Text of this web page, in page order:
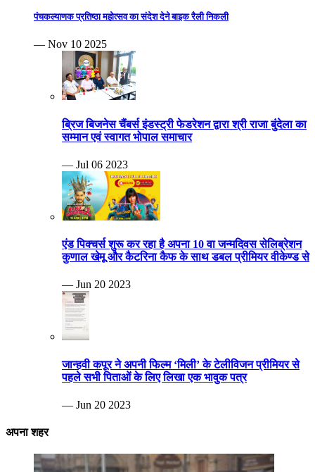
पंचकल्याणक प्रतिष्ठा महोत्सव का संदेश देने बाइक रैली निकली
— Nov 10 2025
ब्रिज बिजनेस चैंबर्स इंडस्ट्री फेडरेशन द्वारा श्री राजा बुंदेला का
सम्मान एवं स्वागत भोपाल समाचार
— Jul 06 2023
एंड पिक्चर्स शुरू कर रहा है अपना 10 वा जन्मदिवस सेलिब्रेशन
कुणाल खेमू और कैटरिना कैफ के साथ डबल प्रीमियर वीकेण्ड से
— Jun 20 2023
जान्हवी कपूर ने अपनी फिल्म ‘मिली’ के टेलीविजन प्रीमियर से
पहले सभी पिताओं के लिए लिखा एक भावुक पत्र
— Jun 20 2023
अपना शहर